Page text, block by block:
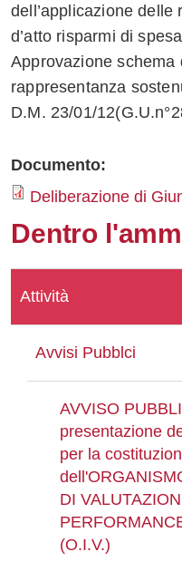
dell’applicazione
d’atto risparmi di
Approvazione schema
rappresentanza
D.M. 23/01/
Documento:
Deliberazione di
Dentro
Attività
Avvisi Pubblci
AVVISO
presentazione
per la
DI
(O.I.V.)